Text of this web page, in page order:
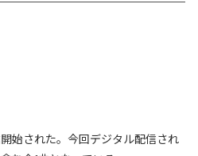
開始された。今回デジタル配信され